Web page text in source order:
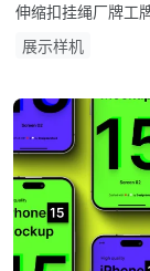
伸缩扣挂绳厂牌工
展示样机